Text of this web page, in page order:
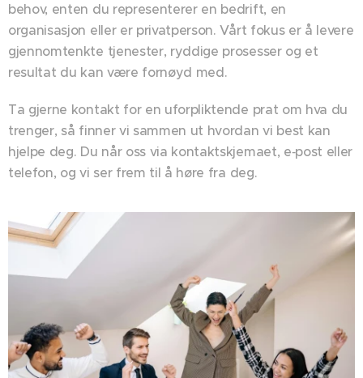
behov, enten du representerer en bedrift, en
organisasjon eller er privatperson. Vårt fokus er å levere
gjennomtenkte tjenester, ryddige prosesser og et
resultat du kan være fornøyd med.
Ta gjerne kontakt for en uforpliktende prat om hva du
trenger, så finner vi sammen ut hvordan vi best kan
hjelpe deg. Du når oss via kontaktskjemaet, e‑post eller
telefon, og vi ser frem til å høre fra deg.